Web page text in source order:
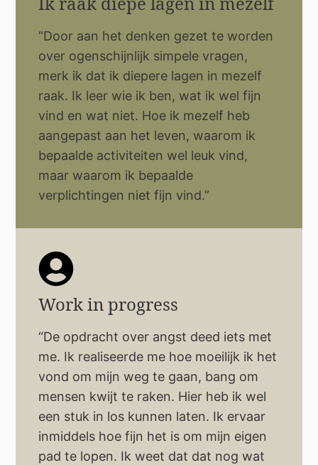
“Door aan het denken gezet te worden
over ogenschijnlijk simpele vragen,
merk ik dat ik diepere lagen in mezelf
raak. Ik leer wie ik ben, wat ik wel fijn
vind en wat niet. Hoe ik mezelf heb
aangepast aan het leven, waarom ik
bepaalde activiteiten wel leuk vind,
maar waarom ik bepaalde
verplichtingen niet fijn vind.”
Work in progress
“De opdracht over angst deed iets met
me. Ik realiseerde me hoe moeilijk ik het
vond om mijn weg te gaan, bang om
mensen kwijt te raken. Hier heb ik wel
een stuk in los kunnen laten. Ik ervaar
inmiddels hoe fijn het is om mijn eigen
pad te lopen. Ik weet dat dat nog wat